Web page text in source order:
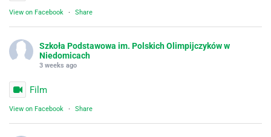
View on Facebook · Share
Szkoła Podstawowa im. Polskich Olimpijczyków w
Niedomicach
3 weeks ago
Film
View on Facebook · Share